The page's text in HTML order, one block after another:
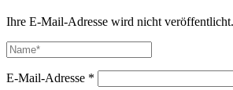
Ihre E-Mail-Adresse wird nicht veröffentlicht.
E-Mail-Adresse *